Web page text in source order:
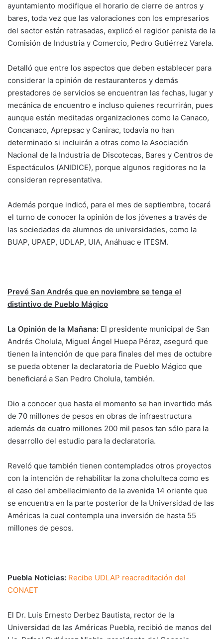
ayuntamiento modifique el horario de cierre de antros y
bares, toda vez que las valoraciones con los empresarios
del sector están retrasadas, explicó el regidor panista de la
Comisión de Industria y Comercio, Pedro Gutiérrez Varela.
Detalló que entre los aspectos que deben establecer para
considerar la opinión de restauranteros y demás
prestadores de servicios se encuentran las fechas, lugar y
mecánica de encuentro e incluso quienes recurrirán, pues
aunque están meditadas organizaciones como la Canaco,
Concanaco, Aprepsac y Canirac, todavía no han
determinado si incluirán a otras como la Asociación
Nacional de la Industria de Discotecas, Bares y Centros de
Espectáculos (ANIDICE), porque algunos regidores no la
consideran representativa.
Además porque indicó, para el mes de septiembre, tocará
el turno de conocer la opinión de los jóvenes a través de
las sociedades de alumnos de universidades, como la
BUAP, UPAEP, UDLAP, UIA, Anáhuac e ITESM.
Prevé San Andrés que en noviembre se tenga el
distintivo de Pueblo Mágico
La Opinión de la Mañana: El presidente municipal de San
Andrés Cholula, Miguel Ángel Huepa Pérez, aseguró que
tienen la intención de que para finales del mes de octubre
se pueda obtener la declaratoria de Pueblo Mágico que
beneficiará a San Pedro Cholula, también.
Dio a conocer que hasta el momento se han invertido más
de 70 millones de pesos en obras de infraestructura
además de cuatro millones 200 mil pesos tan sólo para la
desarrollo del estudio para la declaratoria.
Reveló que también tienen contemplados otros proyectos
con la intención de rehabilitar la zona cholulteca como es
el caso del embellecimiento de la avenida 14 oriente que
se encuentra en la parte posterior de la Universidad de las
Américas la cual contempla una inversión de hasta 55
millones de pesos.
Puebla Noticias: Recibe UDLAP reacreditación del
CONAET
El Dr. Luis Ernesto Derbez Bautista, rector de la
Universidad de las Américas Puebla, recibió de manos del